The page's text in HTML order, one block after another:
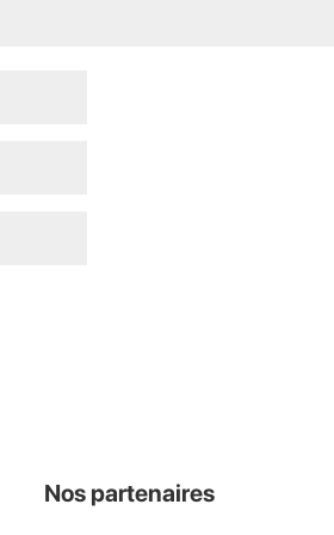
Nos partenaires